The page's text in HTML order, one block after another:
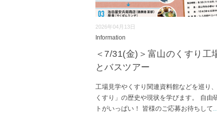
2026年04月13日
Information
＜7/31(金)＞富山のくすり工
とバスツアー
工場見学やくすり関連資料館などを巡り
くすり」の歴史や現状を学びます。 自由
トがいっぱい！ 皆様のご応募お待ちして